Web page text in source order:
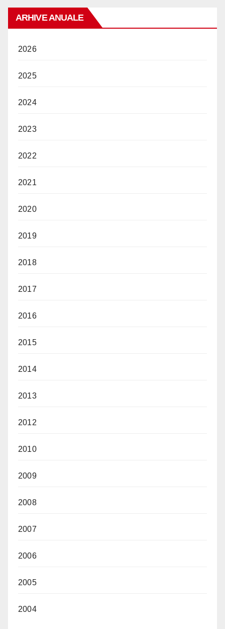
ARHIVE ANUALE
2026
2025
2024
2023
2022
2021
2020
2019
2018
2017
2016
2015
2014
2013
2012
2010
2009
2008
2007
2006
2005
2004